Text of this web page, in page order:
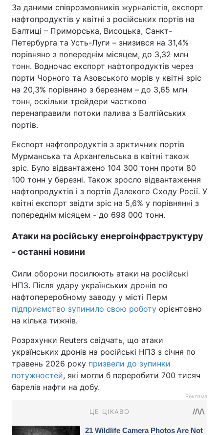
За даними співрозмовників журналістів, експорт
нафтопродуктів у квітні з російських портів на
Балтиці – Приморська, Висоцька, Санкт-
Петербурга та Усть-Луги – знизився на 31,4%
порівняно з попереднім місяцем, до 3,32 млн
тонн. Водночас експорт нафтопродуктів через
порти Чорного та Азовського морів у квітні зріс
на 20,3% порівняно з березнем – до 3,65 млн
тонн, оскільки трейдери частково
перенаправили потоки палива з Балтійських
портів.
Експорт нафтопродуктів з арктичних портів
Мурманська та Архангельська в квітні також
зріс. Було відвантажено 104 300 тонн проти 80
100 тонн у березні. Також зросло відвантаження
нафтопродуктів і з портів Далекого Сходу Росії. У
квітні експорт звідти зріс на 5,6% у порівнянні з
попереднім місяцем - до 698 000 тонн.
Атаки на російську енергоінфраструктуру
- останні новини
Сили оборони посилюють атаки на російські
НПЗ. Після удару українських дронів по
нафтопереробному заводу у місті Перм
підприємство зупинило свою роботу орієнтовно
на кілька тижнів.
Розрахунки Reuters свідчать, що атаки
українських дронів на російські НПЗ з січня по
травень 2026 року призвели до зупинки
потужностей, які могли б переробити 700 тисяч
барелів нафти на добу.
Реклама